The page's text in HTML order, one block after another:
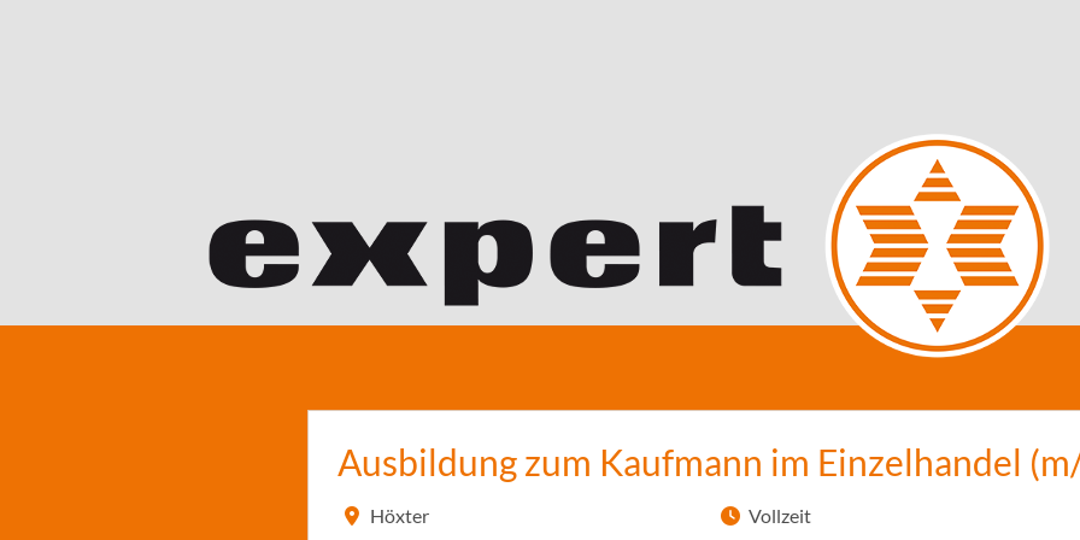
Ausbildung zum Kaufmann im Einzelhandel
Höxter
Vollzeit